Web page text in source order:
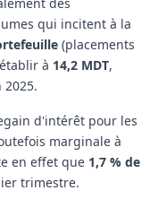
qui incitent à la
(placements
à 14,2 MDT,
2025.
d'intérêt pour les
marginale à
en effet que 1,7 % de
trimestre.